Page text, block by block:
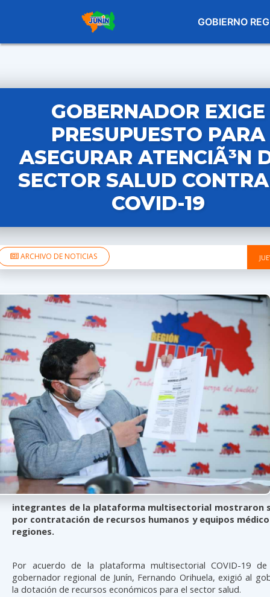
GOBIERNO
GOBERNADOR EXIGE
PRESUPUESTO PARA
ASEGURAR ATENCIÃ³N
SECTOR SALUD
COVID-19
ARCHIVO DE NOTICIAS
integrantes de la plataforma multisectorial mostraron
por contratación de recursos humanos y equipos
regiones.
Por acuerdo de la plataforma multisectorial COVID-19
gobernador regional de Junín, Fernando Orihuela, exigió al
la dotación de recursos económicos para el sector salud.